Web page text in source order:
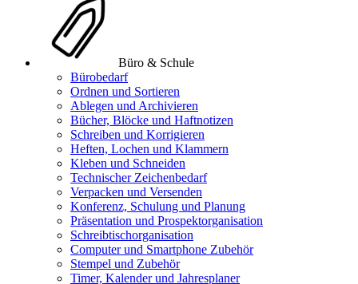
Büro & Schule
Bürobedarf
Ordnen und Sortieren
Ablegen und Archivieren
Bücher, Blöcke und Haftnotizen
Schreiben und Korrigieren
Heften, Lochen und Klammern
Kleben und Schneiden
Technischer Zeichenbedarf
Verpacken und Versenden
Konferenz, Schulung und Planung
Präsentation und Prospektorganisation
Schreibtischorganisation
Computer und Smartphone Zubehör
Stempel und Zubehör
Timer, Kalender und Jahresplaner